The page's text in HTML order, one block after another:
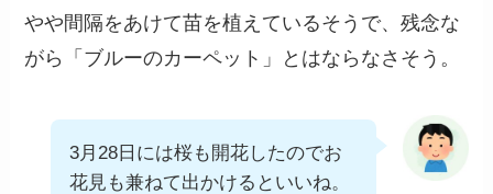
やや間隔をあけて苗を植えているそうで、残念な
がら「ブルーのカーペット」とはならなさそう。
3月28日には桜も開花したのでお
花見も兼ねて出かけるといいね。